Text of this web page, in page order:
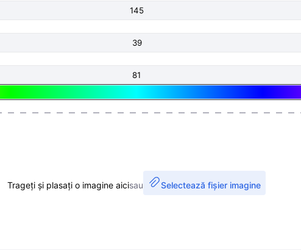
Trageți și plasați o imagine aicisau Selectează fișier imagine